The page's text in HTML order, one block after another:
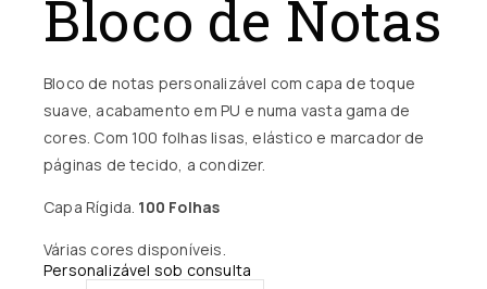
Bloco de Notas
Bloco de notas personalizável com capa de toque
suave, acabamento em PU e numa vasta gama de
cores. Com 100 folhas lisas, elástico e marcador de
páginas de tecido, a condizer.
Capa Rígida. 100 Folhas
Várias cores disponíveis.
Personalizável sob consulta